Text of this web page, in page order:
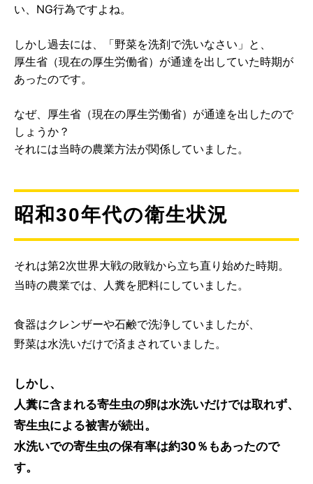
い、NG行為ですよね。
しかし過去には、「野菜を洗剤で洗いなさい」と、
厚生省（現在の厚生労働省）が通達を出していた時期が
あったのです。
なぜ、厚生省（現在の厚生労働省）が通達を出したので
しょうか？
それには当時の農業方法が関係していました。
昭和30年代の衛生状況
それは第2次世界大戦の敗戦から立ち直り始めた時期。
当時の農業では、人糞を肥料にしていました。
食器はクレンザーや石鹸で洗浄していましたが、
野菜は水洗いだけで済まされていました。
しかし、
人糞に含まれる寄生虫の卵は水洗いだけでは取れず、
寄生虫による被害が続出。
水洗いでの寄生虫の保有率は約30％もあったので
す。